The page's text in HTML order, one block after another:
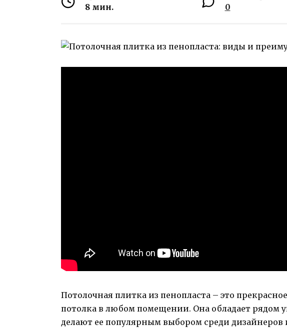
8 мин. 0
Потолочная плитка из пенопласта – это
потолка в любом помещении. Она обладает рядом
делают ее популярным выбором среди дизайнеров